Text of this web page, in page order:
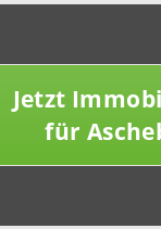
Jetzt
für